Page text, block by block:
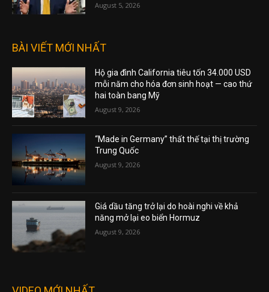
August 5, 2026
BÀI VIẾT MỚI NHẤT
Hộ gia đình California tiêu tốn 34.000 USD
mỗi năm cho hóa đơn sinh hoạt — cao thứ
hai toàn bang Mỹ
August 9, 2026
“Made in Germany” thất thế tại thị trường
Trung Quốc
August 9, 2026
Giá dầu tăng trở lại do hoài nghi về khả
năng mở lại eo biển Hormuz
August 9, 2026